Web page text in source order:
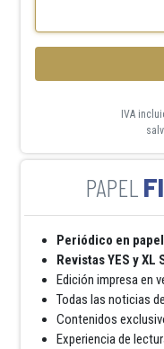
IVA
Periódico en
Revistas YES y XL
Edición impresa en
Todas las noticias
Contenidos
Experiencia de